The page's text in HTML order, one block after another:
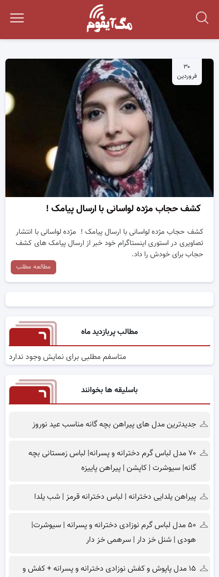
۳۰
فروردین
کشف حجاب مژده لواسانی با ارسال پیامک !
کشف حجاب مژده لواسانی با ارسال پیامک ! مژده لواسانی با انتشار
تصاویری در استوری اینستاگرام خود خبر از ارسال پیامک های کشف
حجاب برای خودش را داد.
مطالعه مطلب
مطالب پربازدید ماه
متاسفم مطلبی برای نمایش وجود ندارد
باسلیقه ها بخوانند
جدیدترین مدل های پیراهن بچه گانه مناسب عید نوروز
۷۰ مدل لباس گرم دخترانه و پسرانه| لباس زمستانی بچه
گانه| سیوشرت | کاپشن | پیراهن پاییزه
پیراهن یلدایی دخترانه | لباس دخترانه قرمز | شب یلدا
۵۰ مدل لباس گرم نوزادی دخترانه و پسرانه | سیوشرت|
هودی | شنل خز دار | سرهمی خز دار
۱۵ مدل پاپوش و کفش نوزادی دخترانه و پسرانه + کفش و